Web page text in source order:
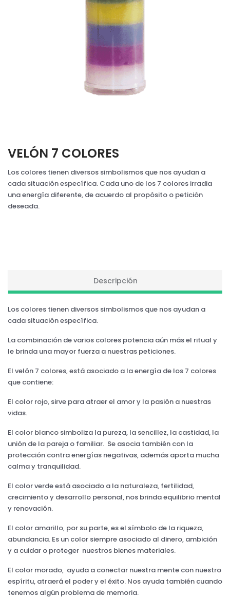
VELÓN 7 COLORES
Los colores tienen diversos simbolismos que nos ayudan a
cada situación específica. Cada uno de los 7 colores irradia
una energía diferente, de acuerdo al propósito o petición
deseada.
Descripción
Los colores tienen diversos simbolismos que nos ayudan a
cada situación específica.
La combinación de varios colores potencia aún más el ritual y
le brinda una mayor fuerza a nuestras peticiones.
El velón 7 colores, está asociado a la energía de los 7 colores
que contiene:
El color rojo, sirve para atraer el amor y la pasión a nuestras
vidas.
El color blanco simboliza la pureza, la sencillez, la castidad, la
unión de la pareja o familiar. Se asocia también con la
protección contra energías negativas, además aporta mucha
calma y tranquilidad.
El color verde está asociado a la naturaleza, fertilidad,
crecimiento y desarrollo personal, nos brinda equilibrio mental
y renovación.
El color amarillo, por su parte, es el símbolo de la riqueza,
abundancia. Es un color siempre asociado al dinero, ambición
y a cuidar o proteger nuestros bienes materiales.
El color morado, ayuda a conectar nuestra mente con nuestro
espíritu, atraerá el poder y el éxito. Nos ayuda también cuando
tenemos algún problema de memoria.